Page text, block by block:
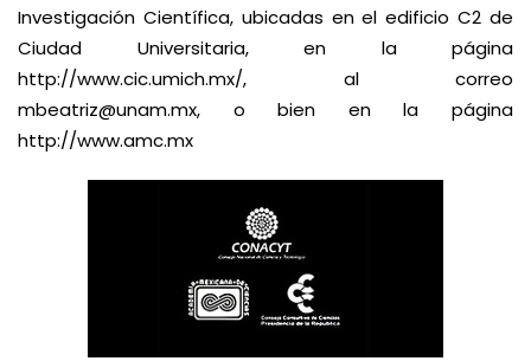
Investigación Científica, ubicadas en el edificio C2 de
Ciudad Universitaria, en la página
http://www.cic.umich.mx/, al correo
mbeatriz@unam.mx, o bien en la página
http://www.amc.mx